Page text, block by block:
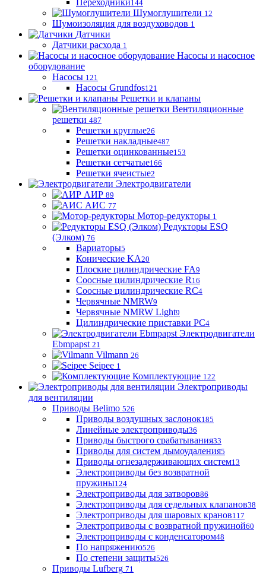
Переходники144
Шумоглушители 12
Шумоизоляция для воздуховодов 1
Датчики
Датчики расхода 1
Насосы и насосное
оборудование
Насосы 121
Насосы Grundfos121
Решетки и клапаны
Вентиляционные
решетки 487
Решетки круглые26
Решетки накладные487
Решетки оцинкованные153
Решетки сетчатые166
Решетки ячеистые2
Электродвигатели
АИР 89
АИС 77
Мотор-редукторы 1
Редукторы ESQ
(Элком) 76
Вариаторы5
Конические KA20
Плоские цилиндрические FA9
Соосные цилиндрические R 16
Соосные цилиндрические RC4
Червячные NMRW9
Червячные NMRW Light9
Цилиндрические приставки PC4
Электродвигатели
Ebmpapst 21
Vilmann 26
Seipee 1
Комплектующие 122
Электроприводы
для вентиляции
Приводы Belimo 526
Приводы воздушных заслонок185
Линейные электроприводы36
Приводы быстрого срабатывания33
Приводы для систем дымоудаления5
Приводы огнезадерживающих систем13
Электроприводы без возвратной
пружины124
Электроприводы для затворов86
Электроприводы для седельных клапанов38
Электроприводы для шаровых кранов117
Электроприводы с возвратной пружиной60
Электроприводы с конденсатором48
По напряжению526
По степени защиты526
Приводы Lufberg 71